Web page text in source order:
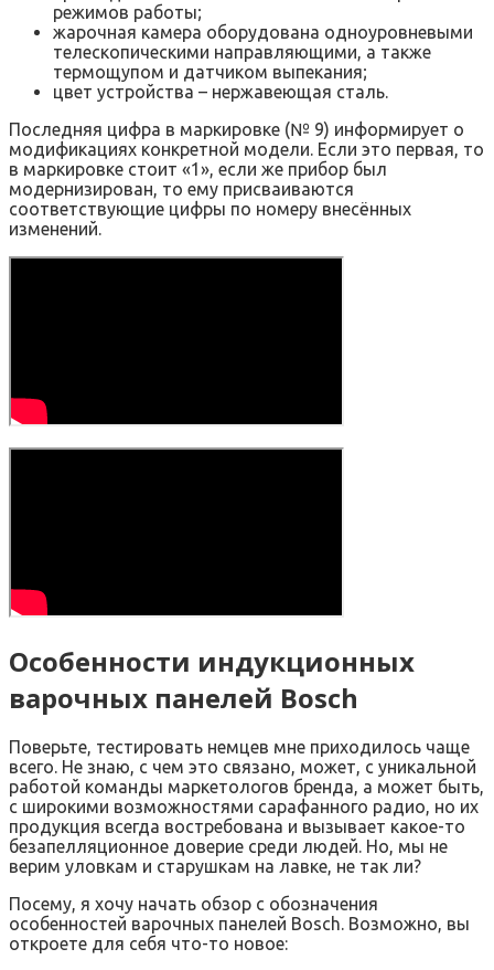
режимов работы;
жарочная камера оборудована одноуровневыми
телескопическими направляющими, а также
термощупом и датчиком выпекания;
цвет устройства – нержавеющая сталь.
Последняя цифра в маркировке (№ 9) информирует о
модификациях конкретной модели. Если это первая, то
в маркировке стоит «1», если же прибор был
модернизирован, то ему присваиваются
соответствующие цифры по номеру внесённых
изменений.
Особенности индукционных
варочных панелей Bosch
Поверьте, тестировать немцев мне приходилось чаще
всего. Не знаю, с чем это связано, может, с уникальной
работой команды маркетологов бренда, а может быть,
с широкими возможностями сарафанного радио, но их
продукция всегда востребована и вызывает какое-то
безапелляционное доверие среди людей. Но, мы не
верим уловкам и старушкам на лавке, не так ли?
Посему, я хочу начать обзор с обозначения
особенностей варочных панелей Bosch. Возможно, вы
откроете для себя что-то новое: